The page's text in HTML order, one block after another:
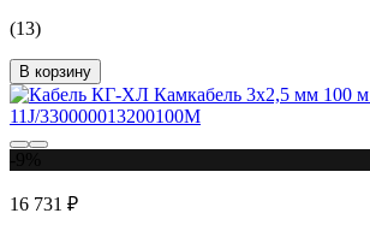
(13)
В корзину
16 731 ₽